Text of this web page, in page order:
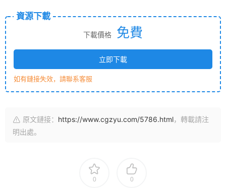
資源下載
下載價格 免費
立即下載
如有鏈接失效，請聯系客服
原文鏈接： https://www.cgzyu.com/5786.html，轉載請注
明出處。
0 0